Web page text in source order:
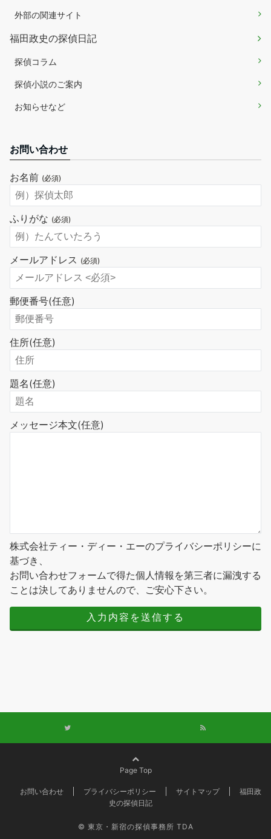
外部の関連サイト
福田政史の探偵日記
探偵コラム
探偵小説のご案内
お知らせなど
お問い合わせ
お名前 (必須)
ふりがな (必須)
メールアドレス (必須)
郵便番号(任意)
住所(任意)
題名(任意)
メッセージ本文(任意)
株式会社ティー・ディー・エーのプライバシーポリシーに
基づき、
お問い合わせフォームで得た個人情報を第三者に漏洩する
ことは決してありませんので、ご安心下さい。
Page Top
お問い合わせ プライバシーポリシー サイトマップ
福田政
史の探偵日記
© 東京・新宿の探偵事務所 TDA